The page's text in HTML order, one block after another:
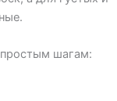
простым шагам: